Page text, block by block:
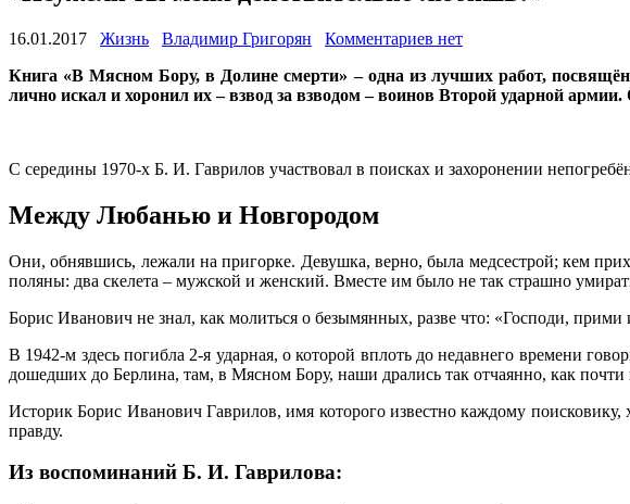
16.01.2017 Жизнь Владимир Григорян
Комментариев нет
Книга «В Мясном Бору, в Долине смерти» – одна из лучших работ,
лично искал и хоронил их – взвод за взводом – воинов Второй ударной
С середины 1970-х Б. И. Гаврилов участвовал в поисках и захоронении
Между Любанью и Новгородом
Они, обнявшись, лежали на пригорке. Девушка, верно, была медсестрой; кем
поляны: два скелета – мужской и женский. Вместе им было не так страшно
Борис Иванович не знал, как молиться о безымянных, разве что: «Господи,
В 1942-м здесь погибла 2-я ударная, о которой вплоть до недавнего времени
дошедших до Берлина, там, в Мясном Бору, наши дрались так отчаянно, как
Историк Борис Иванович Гаврилов, имя которого известно каждому
правду.
Из воспоминаний Б. И. Гаврилова: